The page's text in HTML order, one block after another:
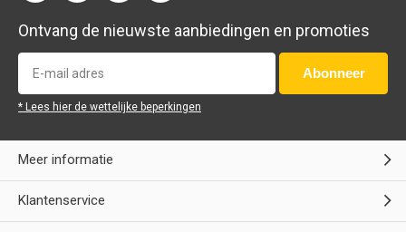
Ontvang de nieuwste aanbiedingen en promoties
Abonneer
* Lees hier de wettelijke beperkingen
Meer informatie
Klantenservice